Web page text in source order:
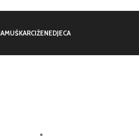
MUŠKARCIŽENEDJECA